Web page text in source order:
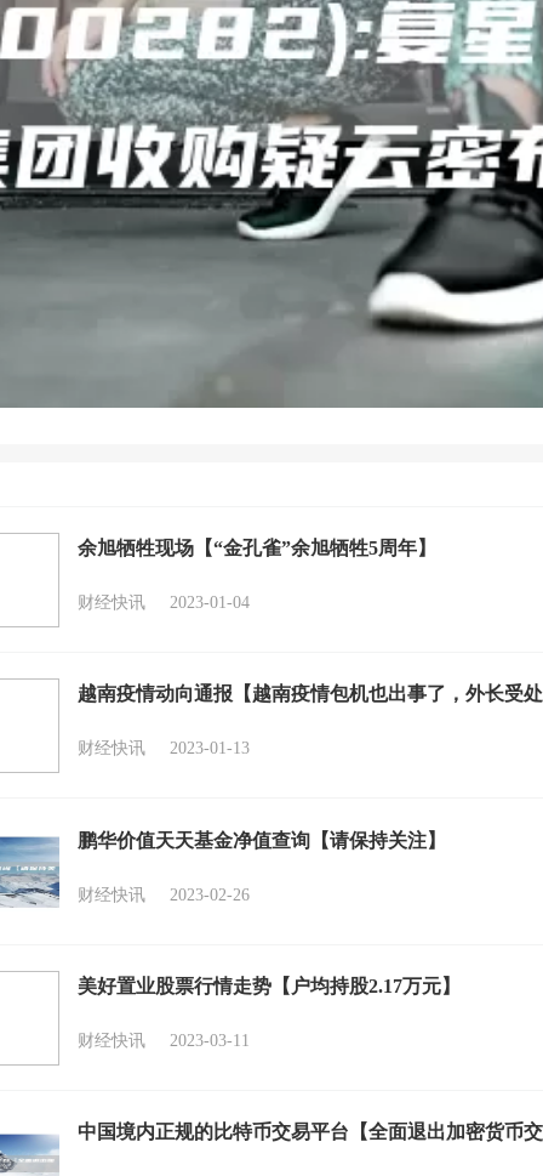
余旭牺牲现场【“金孔雀”余旭牺牲5周年】
财经快讯 2023-01-04
越南疫情动向通报【越南疫情包机也出事了，外长受
财经快讯 2023-01-13
鹏华价值天天基金净值查询【请保持关注】
财经快讯 2023-02-26
美好置业股票行情走势【户均持股2.17万元】
财经快讯 2023-03-11
中国境内正规的比特币交易平台【全面退出加密货币